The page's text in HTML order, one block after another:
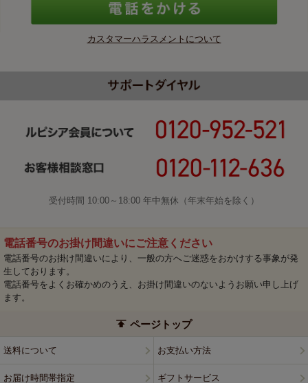
カスタマーハラスメントについて
受付時間 10:00～18:00 年中無休（年末年始を除く）
電話番号のお掛け間違いにご注意ください
電話番号のお掛け間違いにより、一般の方へご迷惑をおかけする事象が発
生しております。
電話番号をよくお確かめのうえ、お掛け間違いのないようお願い申し上げ
ます。
ページトップ
送料について お支払い方法
お届け時間帯指定 ギフトサービス